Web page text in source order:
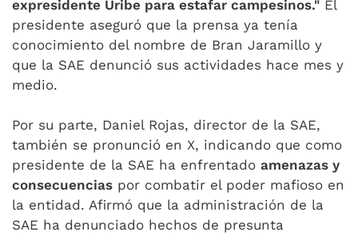
expresidente Uribe para estafar campesinos." El
presidente aseguró que la prensa ya tenía
conocimiento del nombre de Bran Jaramillo y
que la SAE denunció sus actividades hace mes y
medio.
Por su parte, Daniel Rojas, director de la SAE,
también se pronunció en X, indicando que como
presidente de la SAE ha enfrentado amenazas y
consecuencias por combatir el poder mafioso en
la entidad. Afirmó que la administración de la
SAE ha denunciado hechos de presunta